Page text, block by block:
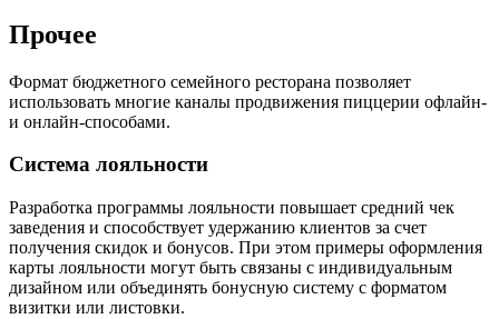
Прочее
Формат бюджетного семейного ресторана позволяет
использовать многие каналы продвижения пиццерии офлайн-
и онлайн-способами.
Система лояльности
Разработка программы лояльности повышает средний чек
заведения и способствует удержанию клиентов за счет
получения скидок и бонусов. При этом примеры оформления
карты лояльности могут быть связаны с индивидуальным
дизайном или объединять бонусную систему с форматом
визитки или листовки.